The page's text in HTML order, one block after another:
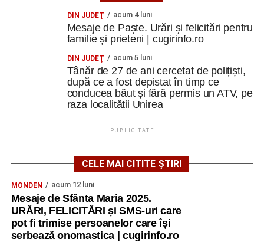
DIN JUDEŢ acum 4 luni
Mesaje de Paște. Urări și felicitări pentru
familie și prieteni | cugirinfo.ro
DIN JUDEŢ acum 5 luni
Tânăr de 27 de ani cercetat de polițiști,
după ce a fost depistat în timp ce
conducea băut și fără permis un ATV, pe
raza localității Unirea
PUBLICITATE
CELE MAI CITITE ȘTIRI
MONDEN acum 12 luni
Mesaje de Sfânta Maria 2025.
URĂRI, FELICITĂRI și SMS-uri care
pot fi trimise persoanelor care își
serbează onomastica | cugirinfo.ro